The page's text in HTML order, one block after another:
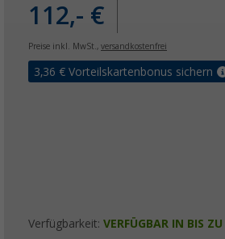
112,- €
Preise inkl. MwSt., versandkostenfrei
3,36 € Vorteilskartenbonus sichern
Verfügbarkeit: VERFÜGBAR IN BIS